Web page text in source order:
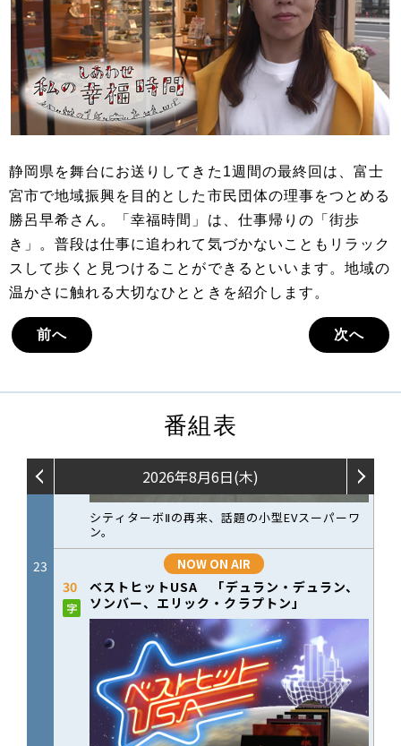
静岡県を舞台にお送りしてきた1週間の最終回は、富士
宮市で地域振興を目的とした市民団体の理事をつとめる
勝呂早希さん。「幸福時間」は、仕事帰りの「街歩
き」。普段は仕事に追われて気づかないこともリラック
スして歩くと見つけることができるといいます。地域の
温かさに触れる大切なひとときを紹介します。
前へ 次へ
番組表